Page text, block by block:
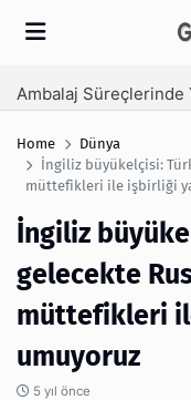
Home
Dünya
İngiliz büyükelçisi:
müttefikleri ile işbirliği
İngiliz
gelecekte
müttefikleri
umuyoruz
5 yıl önce